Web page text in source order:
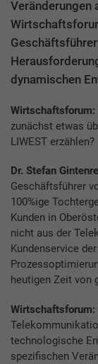
Veränderungen
dynamischen
Wirtschaftsforum:
zunächst etwas
LIWEST erzählen?
Dr. Stefan
Geschäftsführer
100%ige
Kunden in
nicht aus der
Kundenservice
heutigen Zeit von
Wirtschaftsforum:
technologische
spezifischen